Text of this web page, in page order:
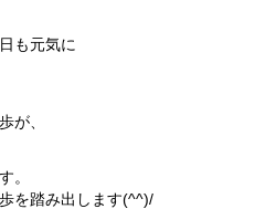
も元気に
が、
。
を踏み出します(^^)/